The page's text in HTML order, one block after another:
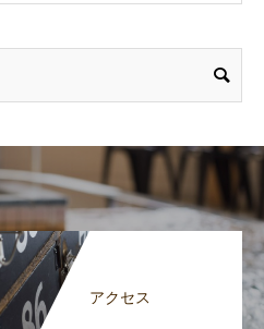
アクセス